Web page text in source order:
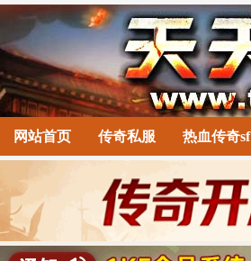
网站首页 传奇私服 热血传奇sf